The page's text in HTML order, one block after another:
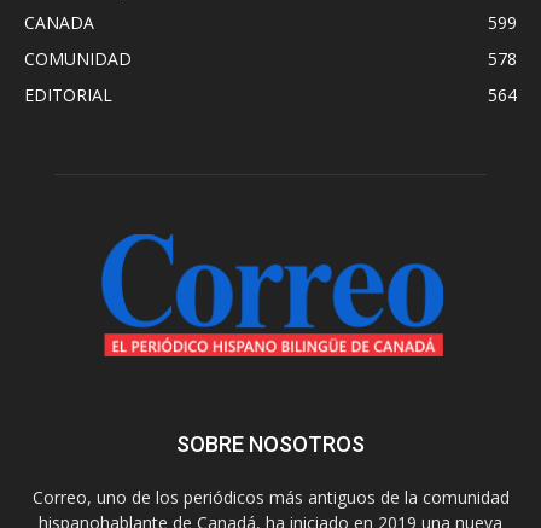
CANADA
599
COMUNIDAD
578
EDITORIAL
564
SOBRE NOSOTROS
Correo, uno de los periódicos más antiguos de la comunidad
hispanohablante de Canadá, ha iniciado en 2019 una nueva